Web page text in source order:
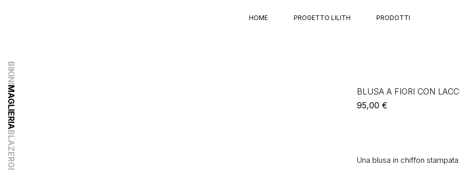
HOME PROGETTO LILITH PRODOTTI
BIKINI
MAGLIERIA
BLAZER
BLUSA A FIORI CON
95,00 €
Una blusa in chiffon